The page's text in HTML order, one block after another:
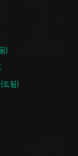
)
트됨)